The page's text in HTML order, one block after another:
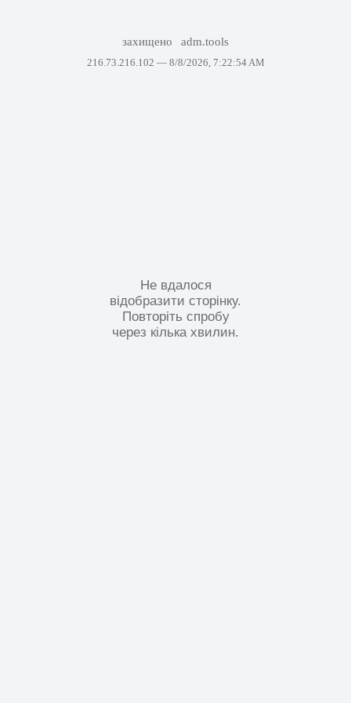
захищено adm.tools
216.73.216.102 — 8/8/2026, 7:22:54 AM
Не вдалося
відобразити сторінку.
Повторіть спробу
через кілька хвилин.